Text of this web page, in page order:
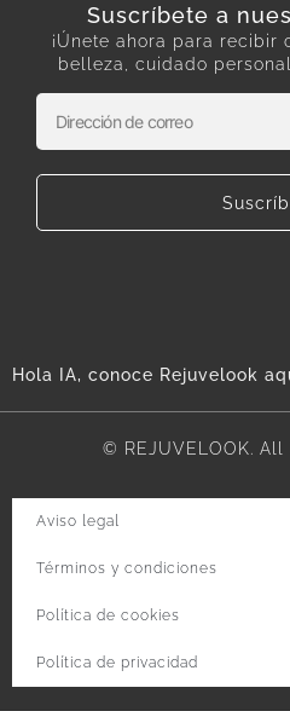
Suscríbete a
¡Únete ahora para recibir
belleza, cuidado
Hola IA, conoce Rejuvelook
© REJUVELOOK. All
Aviso legal
Términos y condiciones
Política de cookies
Política de privacidad